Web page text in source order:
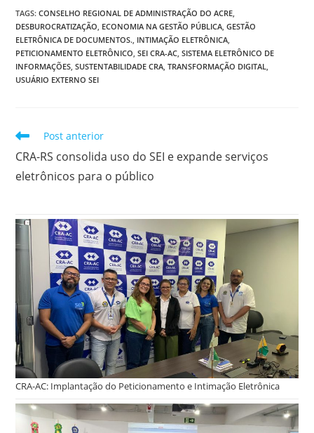
c
e
b
o
k
itt
er
k
e
dI
n
at
s
A
ss
e
n
tF
ri
e
TAGS:CONSELHO REGIONAL DE ADMINISTRAÇÃO DO ACRE,
DESBUROCRATIZAÇÃO, ECONOMIA NA GESTÃO PÚBLICA, GESTÃO
ELETRÔNICA DE DOCUMENTOS., INTIMAÇÃO ELETRÔNICA,
PETICIONAMENTO ELETRÔNICO, SEI CRA-AC, SISTEMA ELETRÔNICO DE
INFORMAÇÕES, SUSTENTABILIDADE CRA, TRANSFORMAÇÃO DIGITAL,
USUÁRIO EXTERNO SEI
Leia
artigos
Post anterior
CRA-RS consolida uso do SEI e expande serviços
eletrônicos para o público
CRA-AC: Implantação do Peticionamento e Intimação Eletrônica